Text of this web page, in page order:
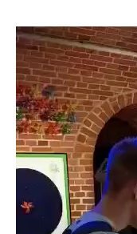
Odtwarzacz
video